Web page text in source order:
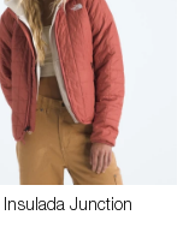
Junction